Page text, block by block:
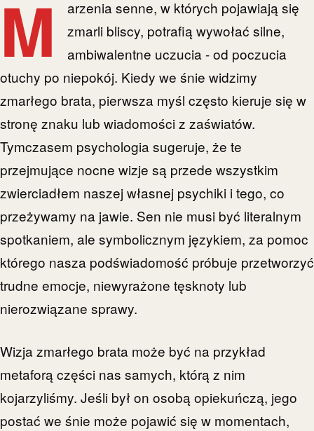
M
arzenia senne, w których pojawiają się
zmarli bliscy, potrafią wywołać silne,
ambiwalentne uczucia - od poczucia
otuchy po niepokój. Kiedy we śnie widzimy
zmarłego brata, pierwsza myśl często kieruje się w
stronę znaku lub wiadomości z zaświatów.
Tymczasem psychologia sugeruje, że te
przejmujące nocne wizje są przede wszystkim
zwierciadłem naszej własnej psychiki i tego, co
przeżywamy na jawie. Sen nie musi być literalnym
spotkaniem, ale symbolicznym językiem, za pomoc
którego nasza podświadomość próbuje przetworzyć
trudne emocje, niewyrażone tęsknoty lub
nierozwiązane sprawy.
Wizja zmarłego brata może być na przykład
metaforą części nas samych, którą z nim
kojarzyliśmy. Jeśli był on osobą opiekuńczą, jego
postać we śnie może pojawić się w momentach,